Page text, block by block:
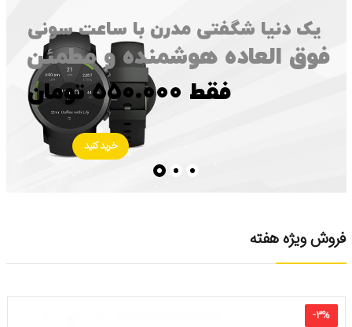
یک دنیا شگفتی مدرن با ساعت سونی
فوق العاده هوشمنده و مطمئن
خرید کنید
فقط ۵۵۰.۰۰۰ تومان
فروش ویژه هفته
-۳%